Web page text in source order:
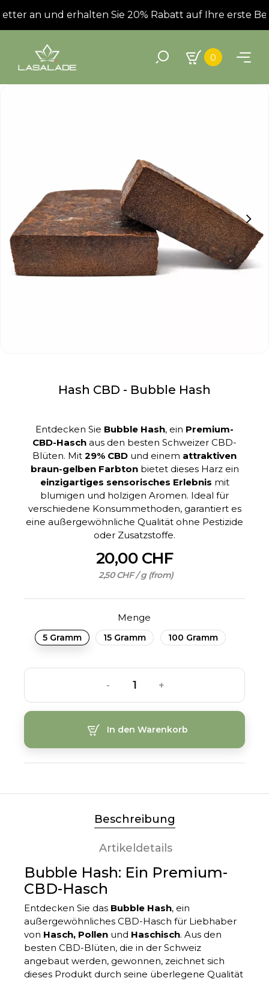
an und erhalten Sie 20% Rabatt auf Ihre erste
0
Hash CBD - Bubble Hash
Entdecken Sie Bubble Hash, ein Premium-
CBD-Hasch aus den besten Schweizer CBD-
Blüten. Mit 29% CBD und einem attraktiven
braun-gelben Farbtonbietet dieses Harz ein
einzigartiges sensorisches Erlebnis mit
blumigen und holzigen Aromen. Ideal für
verschiedene Konsummethoden, garantiert es
eine außergewöhnliche Qualität ohne Pestizide
oder Zusatzstoffe.
20,00 CHF
2,50 CHF / g (from)
Menge
5 Gramm 15 Gramm 100 Gramm
- +
In den Warenkorb
Beschreibung
Artikeldetails
Bubble Hash: Ein Premium-
CBD-Hasch
Entdecken Sie das Bubble Hash, ein
außergewöhnliches CBD-Hasch für Liebhaber
von Hasch, Pollen und Haschisch. Aus den
besten CBD-Blüten, die in der Schweiz
angebaut werden, gewonnen, zeichnet sich
dieses Produkt durch seine überlegene Qualität